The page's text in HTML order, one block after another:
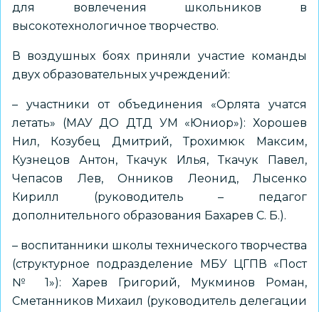
для вовлечения школьников в
высокотехнологичное творчество.
В воздушных боях приняли участие команды
двух образовательных учреждений:
– участники от объединения «Орлята учатся
летать» (МАУ ДО ДТД УМ «Юниор»): Хорошев
Нил, Козубец Дмитрий, Трохимюк Максим,
Кузнецов Антон, Ткачук Илья, Ткачук Павел,
Чепасов Лев, Онников Леонид, Лысенко
Кирилл (руководитель – педагог
дополнительного образования Бахарев С. Б.).
– воспитанники школы технического творчества
(структурное подразделение МБУ ЦГПВ «Пост
№ 1»): Харев Григорий, Мукминов Роман,
Сметанников Михаил (руководитель делегации